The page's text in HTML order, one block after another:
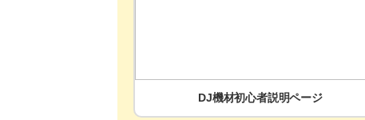
DJ機材初心者説明ページ